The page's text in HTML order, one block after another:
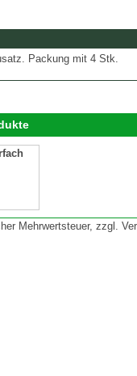
Packung mit 4 Stk.
Mehrwertsteuer, zzgl.